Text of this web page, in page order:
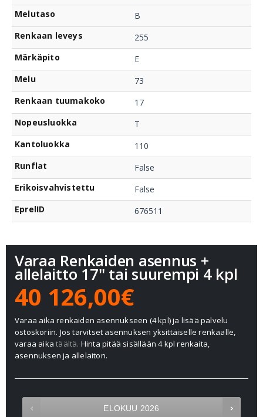
Melutaso
B
Renkaan leveys
255
Märkäpito
E
Melu
73
Renkaan tuumakoko
17
Nopeusluokka
T
Kantoluokka
110
Runflat
False
Erikoisvahvistettu
False
EprelID
676511
Varaa Renkaiden asennus +
allelaitto 17" tai suurempi 4 kpl
40 126,00€
Varaa aika renkaiden asennukseen (4 kpl) ja lisää palvelu
ostoskoriin. Jos tarvitset asennuksen yksittäiselle renkaalle,
varaa aikatäältä. Hinta pitää sisällään 4 kpl renkaita,
asennuksen ja allelaiton.
ELOKUU 2026